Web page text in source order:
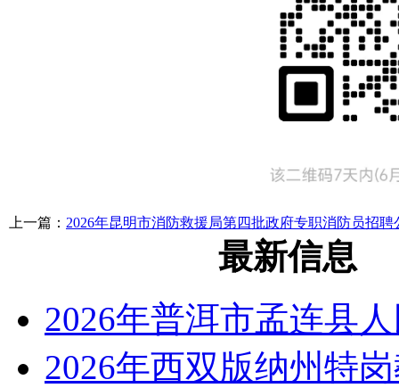
上一篇： 2026年昆明市消防救援局第四批政府专职消防员招聘
最新信息
2026年普洱市孟连县
2026年西双版纳州特